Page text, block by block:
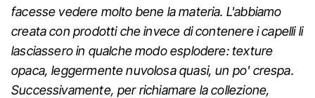
facesse vedere molto bene la materia. L'abbiamo
creata con prodotti che invece di contenere i capelli li
lasciassero in qualche modo esplodere: texture
opaca, leggermente nuvolosa quasi, un po' crespa.
Successivamente, per richiamare la collezione,